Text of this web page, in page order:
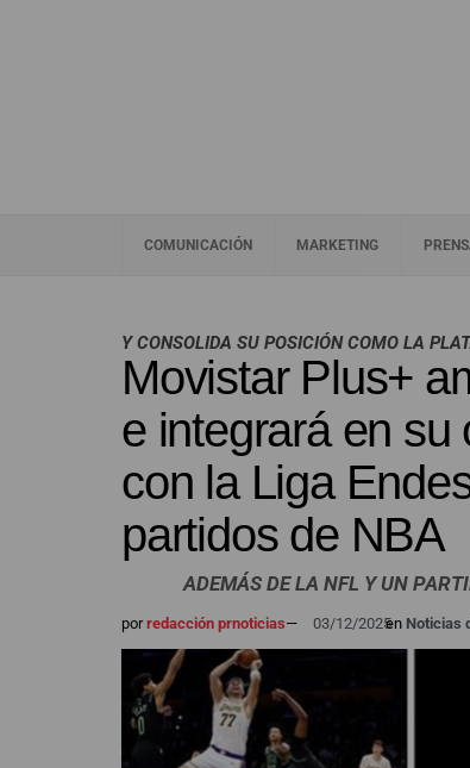
COMUNICACIÓN MARKETING
Y CONSOLIDA SU POSICIÓN COMO LA
Movistar Plus+
e integrará en su
con la Liga
partidos de NBA
ADEMÁS DE LA NFL Y UN
porredacción prnoticias— 03/12/2025en Noticias